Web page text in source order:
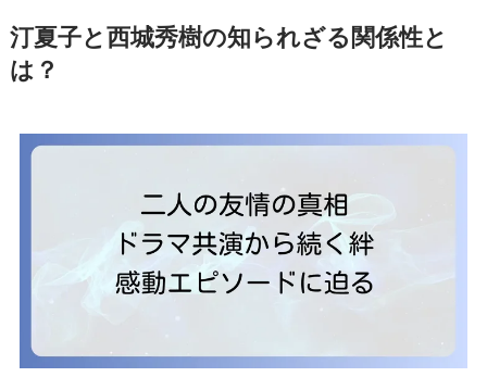
汀夏子と西城秀樹の知られざる関係性と
は？